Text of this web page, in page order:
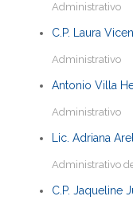
Administrativo
C.P. Laura
Administrativo
Antonio Villa
Administrativo
Lic. Adriana
Administrativo
C.P. Jaqueline